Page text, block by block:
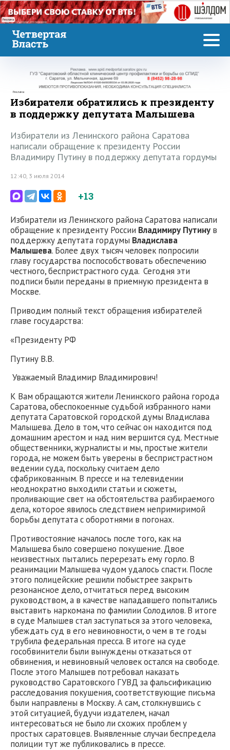
Реклама
Реклама
Избиратели обратились к президенту
в поддержку депутата Малышева
Избиратели из Ленинского района Саратова
написали обращение к президенту России
Владимиру Путину в поддержку депутата гордумы
12:40, 3 июля 2014
+13
Избиратели из Ленинского района Саратова написали
обращение к президенту России Владимиру Путину в
поддержку депутата гордумы Владислава
Малышева. Более двух тысяч человек попросили
главу государства поспособствовать обеспечению
честного, беспристрастного суда. Сегодня эти
подписи были переданы в приемную президента в
Москве.
Приводим полный текст обращения избирателей
главе государства:
«Президенту РФ
Путину В.В.
Уважаемый Владимир Владимирович!
К Вам обращаются жители Ленинского района города
Саратова, обеспокоенные судьбой избранного нами
депутата Саратовской городской думы Владислава
Малышева. Дело в том, что сейчас он находится под
домашним арестом и над ним вершится суд. Местные
общественники, журналисты и мы, простые жители
города, не можем быть уверены в беспристрастном
ведении суда, поскольку считаем дело
сфабрикованным. В прессе и на телевидении
неоднократно выходили статьи и сюжеты,
проливающие свет на обстоятельства разбираемого
дела, которое явилось следствием непримиримой
борьбы депутата с оборотнями в погонах.
Противостояние началось после того, как на
Малышева было совершено покушение. Двое
неизвестных пытались перерезать ему горло. В
реанимации Малышева чудом удалось спасти. После
этого полицейские решили побыстрее закрыть
резонансное дело, отчитаться перед высоким
руководством, а в качестве нападавшего попытались
выставить наркомана по фамилии Солодилов. В итоге
в суде Малышев стал заступаться за этого человека,
убеждать суд в его невиновности, о чем в те годы
трубила федеральная пресса. В итоге на суде
гособвинители были вынуждены отказаться от
обвинения, и невиновный человек остался на свободе.
После этого Малышев потребовал наказать
руководство Саратовского ГУВД за фальсификацию
расследования покушения, соответствующие письма
были направлены в Москву. А сам, столкнувшись с
этой ситуацией, будучи издателем, начал
интересоваться не было ли схожих проблем у
простых саратовцев. Выявленные случаи беспредела
полиции тут же публиковались в прессе.